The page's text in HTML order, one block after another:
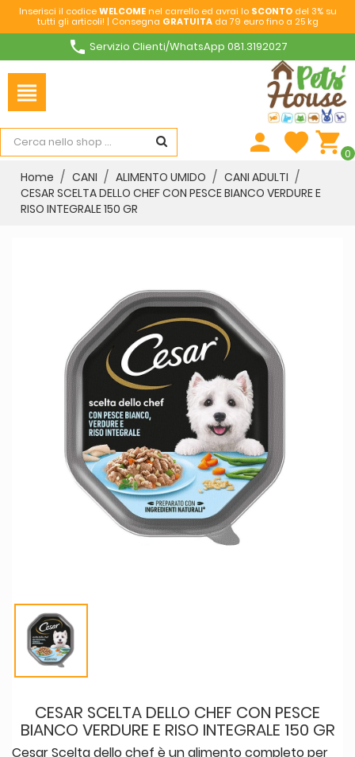
Inserisci il codiceWELCOMEnel carrello ed avrai lo SCONTOdel 3% su
tutti gli articoli! | Consegna GRATUITAda 79 euro fino a 25 kg
phone Servizio Clienti/WhatsApp 081.3192027
view_headline
person favorite shopping_cart0
Home CANI ALIMENTO UMIDO
CANI ADULTI
CESAR SCELTA DELLO CHEF CON PESCE BIANCO VERDURE E
RISO INTEGRALE 150 GR
CESAR SCELTA DELLO CHEF CON PESCE
BIANCO VERDURE E RISO INTEGRALE 150 GR
Cesar Scelta dello chef è un alimento completo per